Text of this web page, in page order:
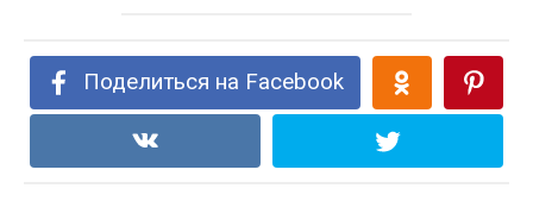
Поделиться на Facebook